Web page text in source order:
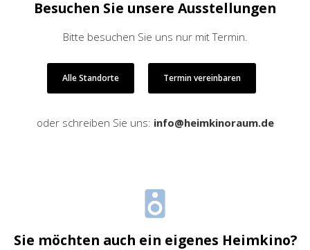
Besuchen Sie unsere Ausstellungen
Bitte besuchen Sie uns nur mit Termin.
Alle Standorte Termin vereinbaren
oder schreiben Sie uns: info@heimkinoraum.de
Sie möchten auch ein eigenes Heimkino?